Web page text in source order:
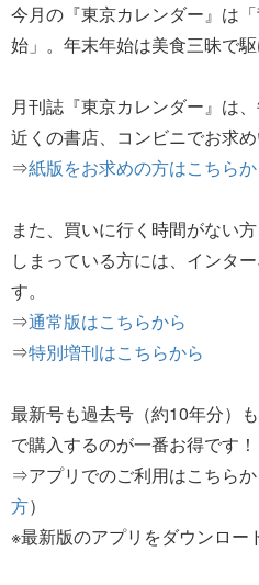
今月の『東京カレンダー』は
始」。年末年始は美食三昧で駆
月刊誌『東京カレンダー』は
近くの書店、コンビニでお求め
⇒紙版をお求めの方はこちら
また、買いに行く時間がない
しまっている方には、インタ
す。
⇒通常版はこちらから
⇒特別増刊はこちらから
最新号も過去号（約10年分）
で購入するのが一番お得です！
⇒アプリでのご利用はこちら
方）
※最新版のアプリをダウンロー